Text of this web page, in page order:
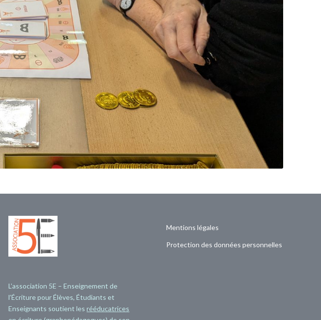
L’association 5E – Enseignement de
l’Écriture pour Élèves, Étudiants et
Enseignants soutient lesrééducatrices
Mentions légales
Protection des données personnelles